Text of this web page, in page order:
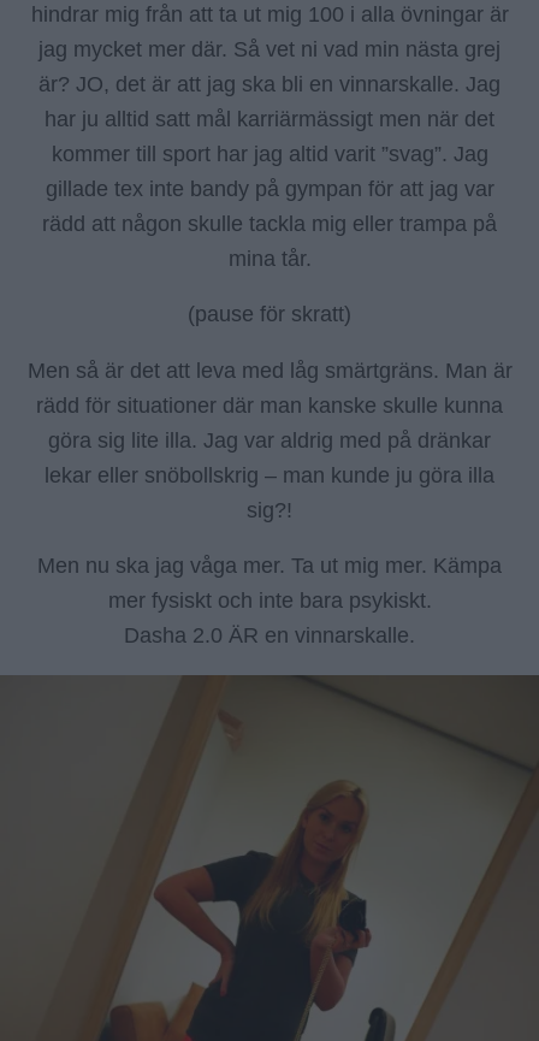
hindrar mig från att ta ut mig 100 i alla övningar är
jag mycket mer där. Så vet ni vad min nästa grej
är? JO, det är att jag ska bli en vinnarskalle. Jag
har ju alltid satt mål karriärmässigt men när det
kommer till sport har jag altid varit ”svag”. Jag
gillade tex inte bandy på gympan för att jag var
rädd att någon skulle tackla mig eller trampa på
mina tår.
(pause för skratt)
Men så är det att leva med låg smärtgräns. Man är
rädd för situationer där man kanske skulle kunna
göra sig lite illa. Jag var aldrig med på dränkar
lekar eller snöbollskrig – man kunde ju göra illa
sig?!
Men nu ska jag våga mer. Ta ut mig mer. Kämpa
mer fysiskt och inte bara psykiskt.
Dasha 2.0 ÄR en vinnarskalle.